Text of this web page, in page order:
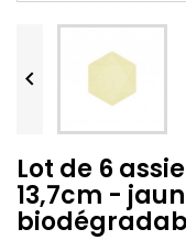

Lot de 6
13,7cm -